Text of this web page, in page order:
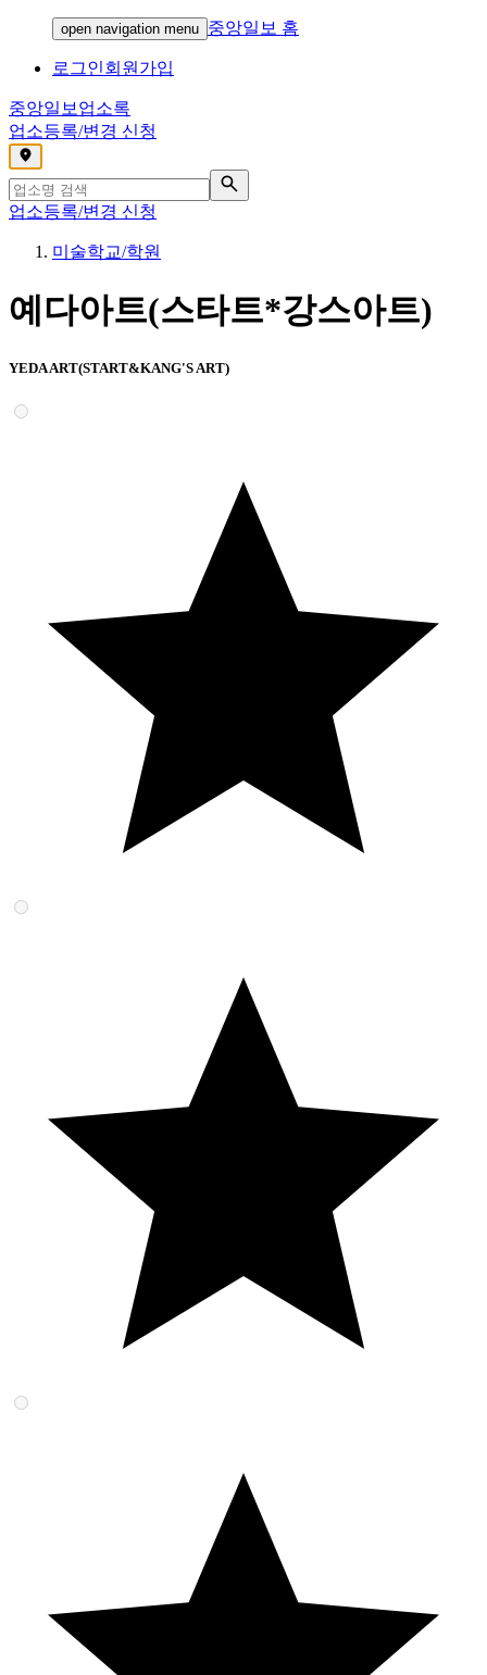
open navigation menu 중앙일보 홈
로그인회원가입
중앙일보 업소록
업소등록/변경 신청
,
업소등록/변경 신청
미술학교/학원
예다아트(스타트*강스아트)
YEDA ART(START&KANG'S ART)